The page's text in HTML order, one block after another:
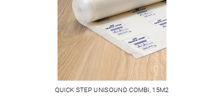
QUICK STEP UNISOUND COMBI, 15M2